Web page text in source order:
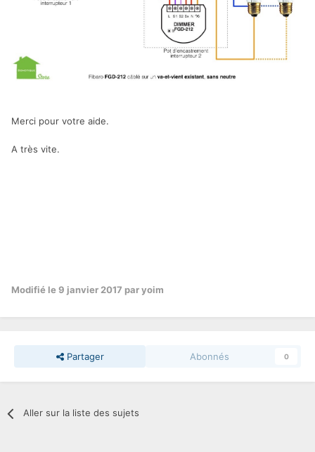
Merci pour votre aide.
A très vite.
Modifié le 9 janvier 2017 par yoim
Partager Abonnés 0
Aller sur la liste des sujets